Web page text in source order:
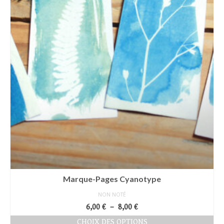
page
du
produit
Marque-Pages Cyanotype
NON NOTÉ
6,00 € – 8,00 €Plage
de